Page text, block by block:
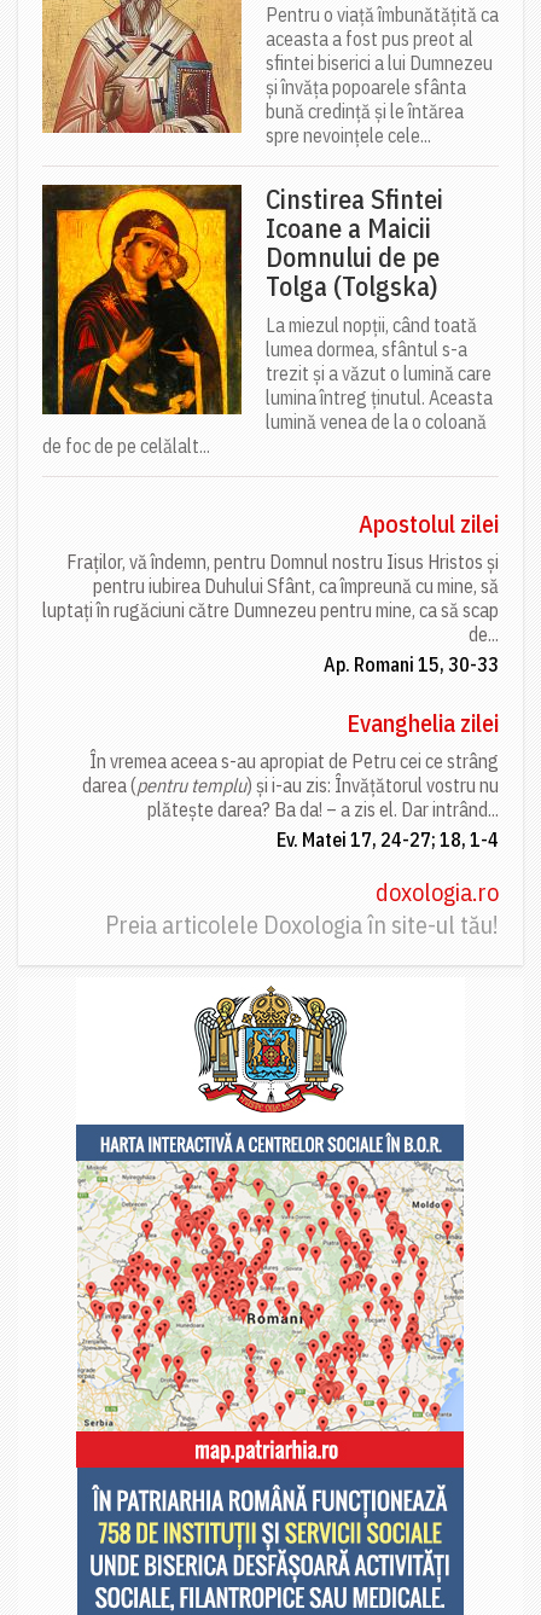
Pentru o viață îmbunătățită ca
aceasta a fost pus preot al
sfintei biserici a lui Dumnezeu
și învăța popoarele sfânta
bună credință și le întărea
spre nevoințele cele...
Cinstirea Sfintei
Icoane a Maicii
Domnului de pe
Tolga (Tolgska)
La miezul nopții, când toată
lumea dormea, sfântul s-a
trezit și a văzut o lumină care
lumina întreg ținutul. Aceasta
lumină venea de la o coloană
de foc de pe celălalt...
Apostolul zilei
Fraților, vă îndemn, pentru Domnul nostru Iisus Hristos și
pentru iubirea Duhului Sfânt, ca împreună cu mine, să
luptați în rugăciuni către Dumnezeu pentru mine, ca să scap
de...
Ap. Romani 15, 30-33
Evanghelia zilei
În vremea aceea s-au apropiat de Petru cei ce strâng
darea (pentru templu) și i-au zis: Învățătorul vostru nu
plătește darea? Ba da! – a zis el. Dar intrând...
Ev. Matei 17, 24-27; 18, 1-4
doxologia.ro
Preia articolele Doxologia în site-ul tău!